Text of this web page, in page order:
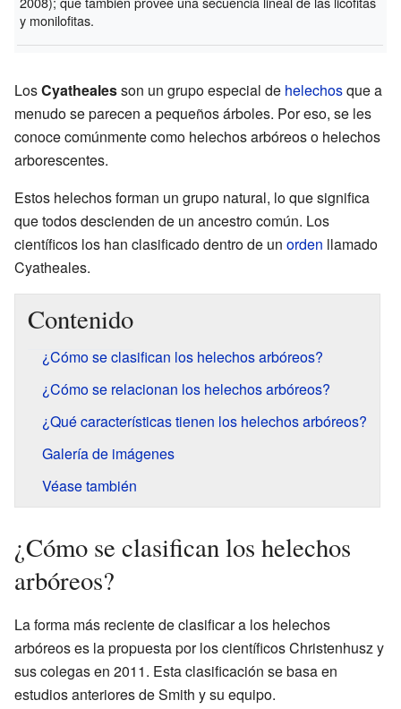
y monilofitas.
LosCyathealesson un grupo especial de helechosque a
menudo se parecen a pequeños árboles. Por eso, se les
conoce comúnmente como helechos arbóreos o helechos
arborescentes.
Estos helechos forman un grupo natural, lo que significa
que todos descienden de un ancestro común. Los
científicos los han clasificado dentro de un orden llamado
Cyatheales.
Contenido
¿Cómo se clasifican los helechos arbóreos?
¿Cómo se relacionan los helechos arbóreos?
¿Qué características tienen los helechos arbóreos?
Galería de imágenes
Véase también
¿Cómo se clasifican los helechos
arbóreos?
La forma más reciente de clasificar a los helechos
arbóreos es la propuesta por los científicos Christenhusz y
sus colegas en 2011. Esta clasificación se basa en
estudios anteriores de Smith y su equipo.